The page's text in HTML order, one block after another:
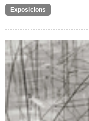
Exposicions